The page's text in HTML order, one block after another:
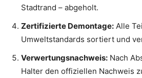
Stadtrand – abgeholt.
Zertifizierte Demontage: Alle
Umweltstandards sortiert und
Verwertungsnachweis: Nach
Halter den offiziellen Nachweis